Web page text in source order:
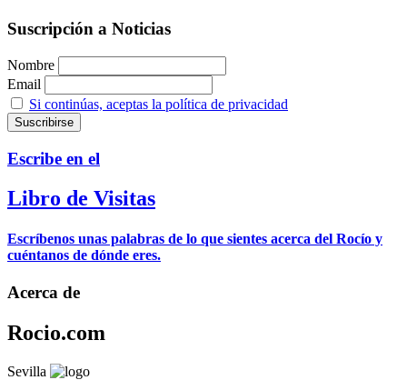
Suscripción a Noticias
Nombre
Email
Si continúas, aceptas la política de privacidad
Escribe en el
Libro de Visitas
Escríbenos unas palabras de lo que sientes acerca del Rocío y
cuéntanos de dónde eres.
Acerca de
Rocio.com
Sevilla